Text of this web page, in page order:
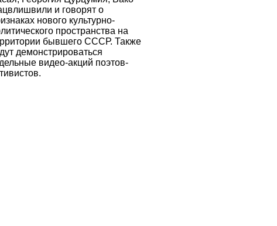
и говорят о
нового культурно-
пространства на
бывшего СССР. Также
демонстрироваться
видео-акций поэтов-